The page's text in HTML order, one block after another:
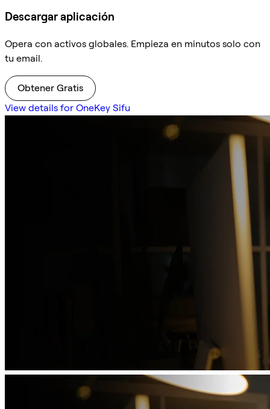
Descargar aplicación
Opera con activos globales. Empieza en minutos solo con
tu email.
Obtener Gratis
View details for OneKey Sifu